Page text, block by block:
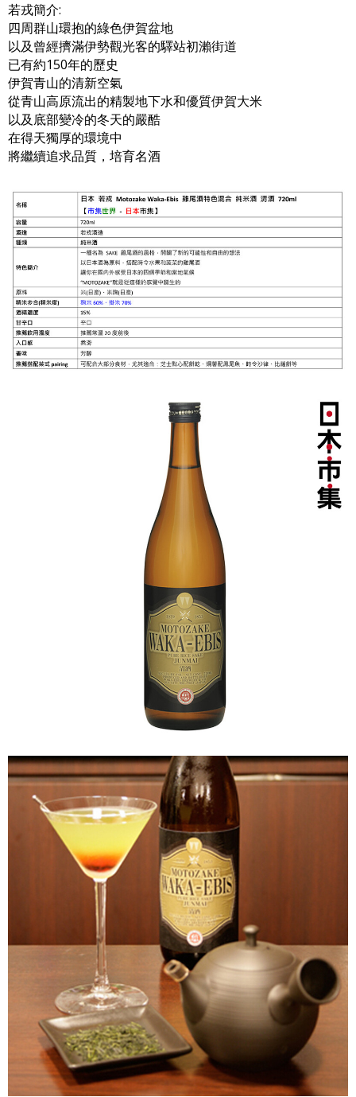
若戎簡介:
四周群山環抱的綠色伊賀盆地
以及曾經擠滿伊勢觀光客的驛站初瀨街道
已有約150年的歷史
伊賀青山的清新空氣
從青山高原流出的精製地下水和優質伊賀大米
以及底部變冷的冬天的嚴酷
在得天獨厚的環境中
將繼續追求品質，培育名酒